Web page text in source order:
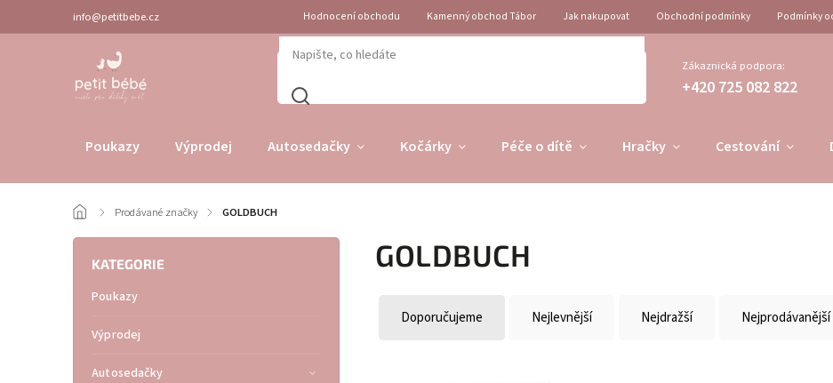
info@petitbebe.cz Hodnocení obchodu Kamenný obchod Tábor Jak nakupovat Obchodní podmínky Podmínky
Zákaznická podpora:
+420 725 082 822
Poukazy Výprodej Autosedačky Kočárky Péče o dítě Hračky Cestování
/ Prodávané značky / GOLDBUCH
KATEGORIE
Poukazy
Výprodej
Autosedačky
GOLDBUCH
Doporučujeme Nejlevnější Nejdražší Nejprodávanější